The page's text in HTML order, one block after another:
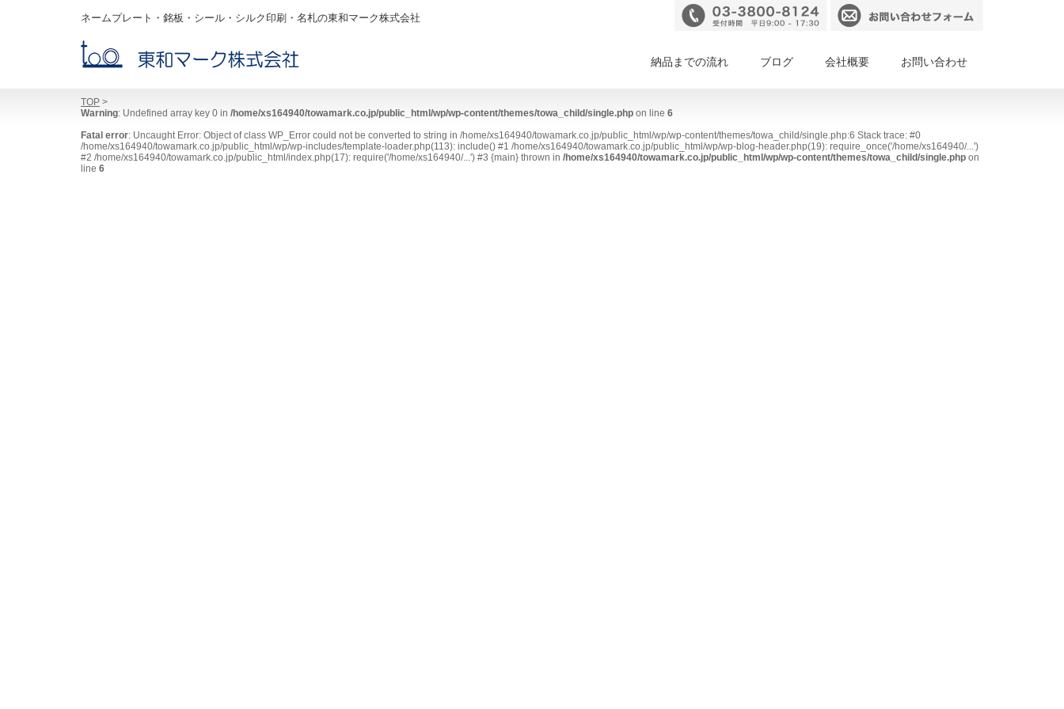
ネームプレート・銘板・シール・シルク印刷・名札の東和マーク株式会社
納品までの流れ ブログ 会社概要 お問い合わせ
TOP >
Warning: Undefined array key 0 in /home/xs164940/towamark.co.jp/public_html/wp/wp-content/themes/towa_child/single.php on line 6
Fatal error: Uncaught Error: Object of class WP_Error could not be converted to string in /home/xs164940/towamark.co.jp/public_html/wp/wp-content/themes/towa_child/single.php:6 Stack trace: #0
/home/xs164940/towamark.co.jp/public_html/wp/wp-includes/template-loader.php(113): include() #1 /home/xs164940/towamark.co.jp/public_html/wp/wp-blog-header.php(19): require_once('/home/xs164940/...')
#2 /home/xs164940/towamark.co.jp/public_html/index.php(17): require('/home/xs164940/...') #3 {main} thrown in /home/xs164940/towamark.co.jp/public_html/wp/wp-content/themes/towa_child/single.php on
line 6